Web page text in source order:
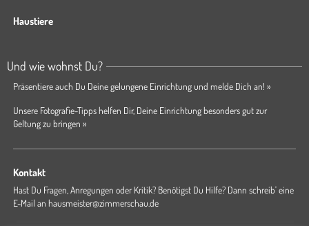
Haustiere
Und wie wohnst Du?
Präsentiere auch Du Deine gelungene Einrichtung und melde Dich an! »
Unsere Fotografie-Tipps helfen Dir, Deine Einrichtung besonders gut zur
Geltung zu bringen »
Kontakt
Hast Du Fragen, Anregungen oder Kritik? Benötigst Du Hilfe? Dann schreib' eine
E-Mail an hausmeister@zimmerschau.de